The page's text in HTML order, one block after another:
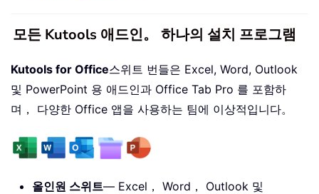
모든 Kutools 애드인。 하나의 설치 프로그램
Kutools for Office스위트 번들은 Excel, Word, Outlook
및 PowerPoint 용 애드인과 Office Tab Pro 를 포함하
며， 다양한 Office 앱을 사용하는 팀에 이상적입니다。
올인원 스위트— Excel， Word， Outlook 및